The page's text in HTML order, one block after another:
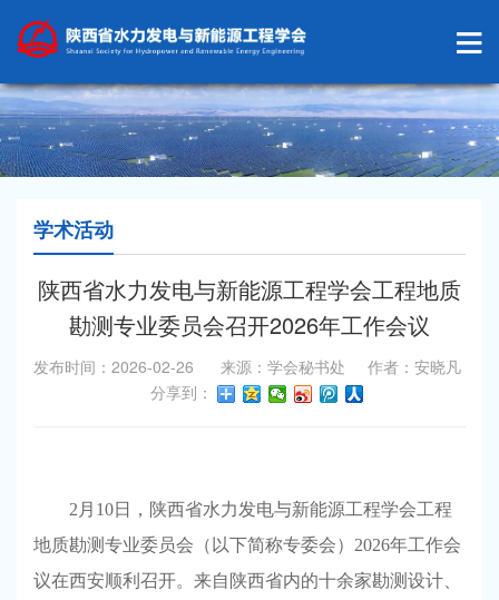
学术活动
陕西省水力发电与新能源工程学会工程地质
勘测专业委员会召开2026年工作会议
发布时间：2026-02-26 来源：学会秘书处 作者：安晓凡
分享到：
2 月10日，陕西省水力发电与新能源工程学会工程
地质勘测专业委员会（以下简称专委会）2026年工作会
议在西安顺利召开。来自陕西省内的十余家勘测设计、